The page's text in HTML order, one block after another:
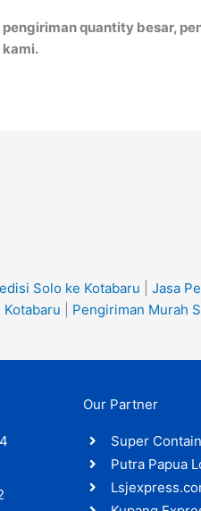
quantity besar,
kami.
Solo ke Kotabaru
Jasa
Pengiriman Murah
Our Partner
Super
Putra Papua